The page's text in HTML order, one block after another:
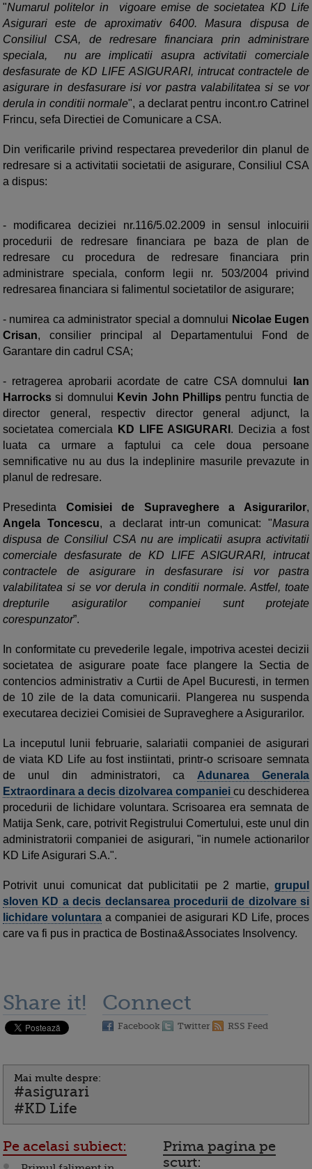
"Numarul politelor in vigoare emise de societatea KD Life
Asigurari este de aproximativ 6400. Masura dispusa de
Consiliul CSA, de redresare financiara prin administrare
speciala, nu are implicatii asupra activitatii comerciale
desfasurate de KD LIFE ASIGURARI, intrucat contractele de
asigurare in desfasurare isi vor pastra valabilitatea si se vor
derula in conditii normale", a declarat pentru incont.ro Catrinel
Frincu, sefa Directiei de Comunicare a CSA.
Din verificarile privind respectarea prevederilor din planul de
redresare si a activitatii societatii de asigurare, Consiliul CSA
a dispus:
- modificarea deciziei nr.116/5.02.2009 in sensul inlocuirii
procedurii de redresare financiara pe baza de plan de
redresare cu procedura de redresare financiara prin
administrare speciala, conform legii nr. 503/2004 privind
redresarea financiara si falimentul societatilor de asigurare;
- numirea ca administrator special a domnului Nicolae Eugen
Crisan, consilier principal al Departamentului Fond de
Garantare din cadrul CSA;
- retragerea aprobarii acordate de catre CSA domnului
Ian
Harrocks si domnului Kevin John Phillipspentru functia de
director general, respectiv director general adjunct, la
societatea comerciala
KD LIFE ASIGURARI . Decizia a fost
luata ca urmare a faptului ca cele doua persoane
semnificative nu au dus la indeplinire masurile prevazute in
planul de redresare.
Presedinta Comisiei de Supraveghere a Asigurarilor,
Angela Toncescu, a declarat intr-un comunicat: "Masura
dispusa de Consiliul CSA nu are implicatii asupra activitatii
comerciale desfasurate de KD LIFE ASIGURARI, intrucat
contractele de asigurare in desfasurare isi vor pastra
valabilitatea si se vor derula in conditii normale. Astfel, toate
drepturile asiguratilor companiei sunt protejate
corespunzator”.
In conformitate cu prevederile legale, impotriva acestei decizii
societatea de asigurare poate face plangere la Sectia de
contencios administrativ a Curtii de Apel Bucuresti, in termen
de 10 zile de la data comunicarii. Plangerea nu suspenda
executarea deciziei Comisiei de Supraveghere a Asigurarilor.
La inceputul lunii februarie, salariatii companiei de asigurari
de viata KD Life au fost instiintati, printr-o scrisoare semnata
de unul din administratori, ca Adunarea Generala
Extraordinara a decis dizolvarea companiei cu deschiderea
procedurii de lichidare voluntara. Scrisoarea era semnata de
Matija Senk, care, potrivit Registrului Comertului, este unul din
administratorii companiei de asigurari, "in numele actionarilor
KD Life Asigurari S.A.".
Potrivit unui comunicat dat publicitatii pe 2 martie, grupul
sloven KD a decis declansarea procedurii de dizolvare si
lichidare voluntaraa companiei de asigurari KD Life, proces
care va fi pus in practica de Bostina&Associates Insolvency.
Share it! Connect
Facebook Twitter RSS Feed
Mai multe despre:
#asigurari
#KD Life
Pe acelasi subiect:
Prima pagina pe
scurt: